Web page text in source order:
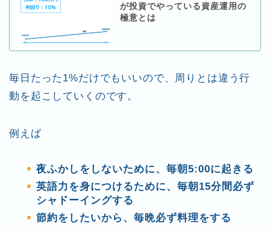
が投資でやっている資産運用の
極意とは
毎日たった1%だけでもいいので、周りとは違う行
動を起こしていくのです。
例えば
夜ふかしをしないために、毎朝5:00に起きる
英語力を身につけるために、毎朝15分間必ず
シャドーイングする
節約をしたいから、毎晩必ず料理をする